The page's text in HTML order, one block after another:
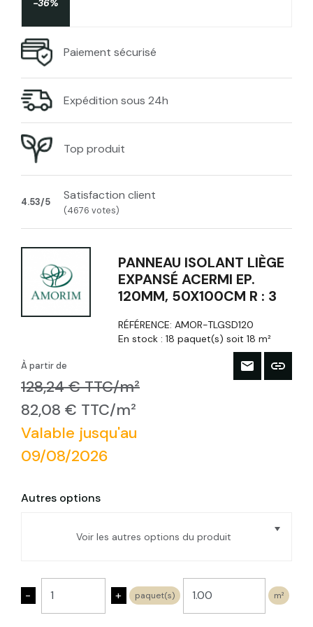
-36%
Paiement sécurisé
Expédition sous 24h
Top produit
4.53/5 Satisfaction client
(4676 votes)
PANNEAU ISOLANT LIÈGE
EXPANSÉ ACERMI EP.
120MM, 50X100CM R : 3
RÉFÉRENCE:AMOR-TLGSD120
En stock :18 paquet(s) soit 18 m²
À partir de
128,24 € TTC/m²
82,08 € TTC/m²
Valable jusqu'au
09/08/2026
Autres options
Voir les autres options du produit
Panneau isolant liège expansé 10mm,
50X100cm
- + paquet(s) m²